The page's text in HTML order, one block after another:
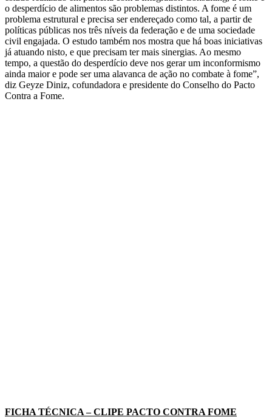
o desperdício de alimentos são problemas distintos. A fome é um
problema estrutural e precisa ser endereçado como tal, a partir de
políticas públicas nos três níveis da federação e de uma sociedade
civil engajada. O estudo também nos mostra que há boas iniciativas
já atuando nisto, e que precisam ter mais sinergias. Ao mesmo
tempo, a questão do desperdício deve nos gerar um inconformismo
ainda maior e pode ser uma alavanca de ação no combate à fome”,
diz Geyze Diniz, cofundadora e presidente do Conselho do Pacto
Contra a Fome.
FICHA TÉCNICA – CLIPE PACTO CONTRA FOME